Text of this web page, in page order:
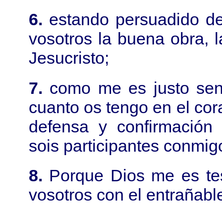
6. estando persuadido
vosotros la buena obra,
Jesucristo;
7. como me es justo
cuanto os tengo en el
defensa y
sois participantes
8. Porque Dios me es
vosotros con el